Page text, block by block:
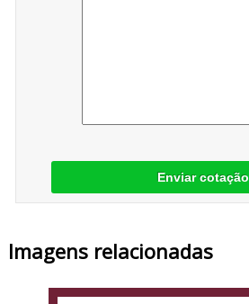
Enviar cotação
Imagens relacionadas